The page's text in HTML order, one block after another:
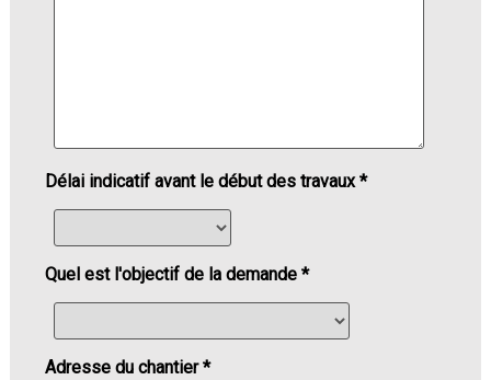
Délai indicatif avant le début des travaux *
Quel est l'objectif de la demande *
Adresse du chantier *